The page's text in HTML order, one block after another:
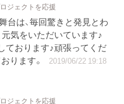
ジェクトを応援
台は、毎回驚きと発見とわ
元気をいただいています♪
ております♪頑張ってくだ
ります。
2019/06/22 19:18
ジェクトを応援